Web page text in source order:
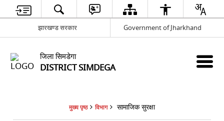
झारखण्ड सरकार Government of Jharkhand
जिला सिमडेगा
DISTRICT SIMDEGA
मुख्य पृष्ठ विभाग सामाजिक सुरक्षा